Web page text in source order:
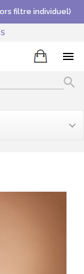
filtre individuel)

